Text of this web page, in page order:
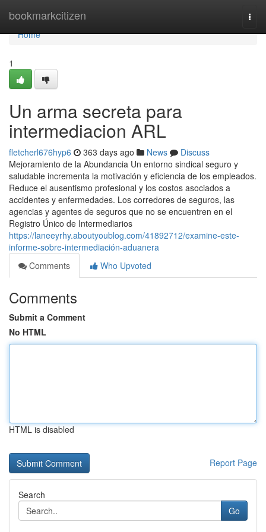
bookmarkcitizen
Home
Home
1
Un arma secreta para
intermediacion ARL
fletcherl676hyp6 363 days ago News
Discuss
Mejoramiento de la Abundancia Un entorno sindical seguro y
saludable incrementa la motivación y eficiencia de los empleados.
Reduce el ausentismo profesional y los costos asociados a
accidentes y enfermedades. Los corredores de seguros, las
agencias y agentes de seguros que no se encuentren en el
Registro Único de Intermediarios
https://laneeyrhy.aboutyoublog.com/41892712/examine-este-
informe-sobre-intermediación-aduanera
Comments
Who Upvoted
Comments
Submit a Comment
No HTML
HTML is disabled
Report Page
Search
Go